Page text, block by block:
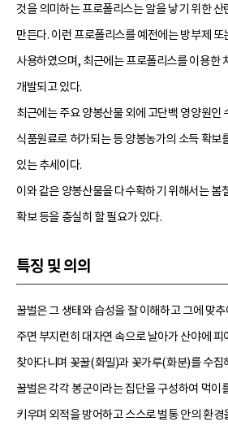
것을 의미하는 프로폴리스는 알을 낳기 위한
만든다. 이런 프로폴리스를 예전에는 방부제
사용하였으며, 최근에는 프로폴리스를 이용한
개발되고 있다.
최근에는 주요 양봉산물 외에 고단백 영양원인
식품원료로 허가되는 등 양봉농가의 소득 확보
있는 추세이다.
이와 같은 양봉산물을 다수확하기 위해서는 봄
확보 등을 충실히 할 필요가 있다.
특징 및 의의
꿀벌은 그 생태와 습성을 잘 이해하고 그에 맞
주면 부지런히 대자연 속으로 날아가 산야에 피
찾아다니며 꽃꿀(화밀)과 꽃가루(화분)를 수집
꿀벌은 각각 봉군이라는 집단을 구성하여 먹이
키우며 외적을 방어하고 스스로 벌통 안의 환